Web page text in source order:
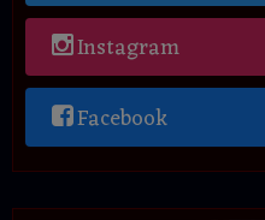
Instagram
Facebook